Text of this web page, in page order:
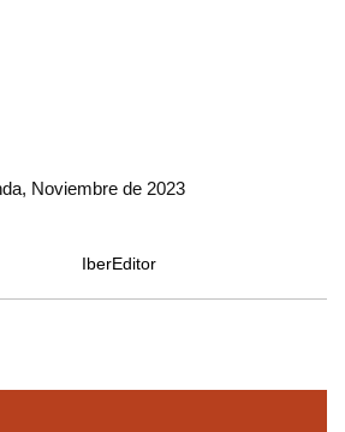
Noviembre de 2023
IberEditor